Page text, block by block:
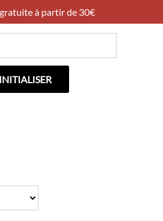
à partir de 30€